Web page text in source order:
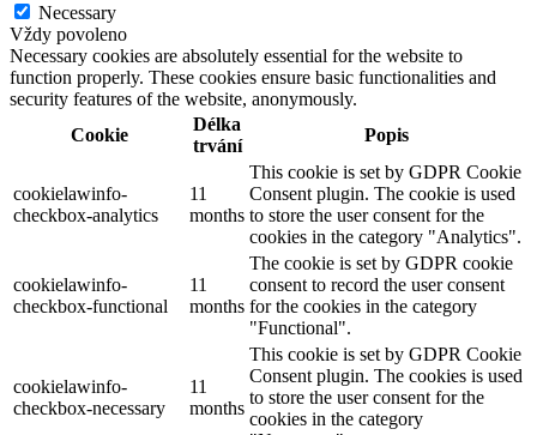
Necessary
Vždy povoleno
Necessary cookies are absolutely essential for the website to
function properly. These cookies ensure basic functionalities and
security features of the website, anonymously.
Cookie
Délka
trvání
Popis
cookielawinfo-
checkbox-analytics
11
months
This cookie is set by GDPR Cookie
Consent plugin. The cookie is used
to store the user consent for the
cookies in the category "Analytics".
cookielawinfo-
checkbox-functional
11
months
The cookie is set by GDPR cookie
consent to record the user consent
for the cookies in the category
"Functional".
cookielawinfo-
checkbox-necessary
11
months
This cookie is set by GDPR Cookie
Consent plugin. The cookies is used
to store the user consent for the
cookies in the category